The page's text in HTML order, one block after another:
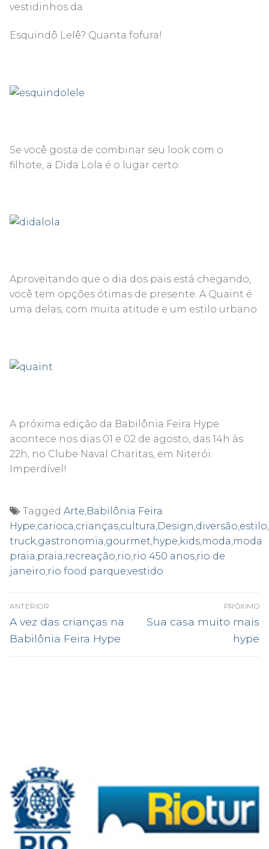
vestidinhos da
Esquindô Lelê? Quanta fofura!
Se você gosta de combinar seu look com o
filhote, a Dida Lola é o lugar certo.
Aproveitando que o dia dos pais está chegando,
você tem opções ótimas de presente. A Quaint é
uma delas, com muita atitude e um estilo urbano.
A próxima edição da Babilônia Feira Hype
acontece nos dias 01 e 02 de agosto, das 14h às
22h, no Clube Naval Charitas, em Niterói.
Imperdível!
Tagged Arte,Babilônia Feira
Hype,carioca,crianças,cultura,Design,diversão,estilo,
truck,gastronomia,gourmet,hype,kids,moda,moda
praia,praia,recreação,rio,rio 450 anos,rio de
janeiro,rio food parque,vestido
NAVEGAÇÃO
DE
POST
ANTERIOR
Post
anterior:
A vez das crianças na
Babilônia Feira Hype
PRÓXIMO
Próximo
Sua casa muito mais
hype